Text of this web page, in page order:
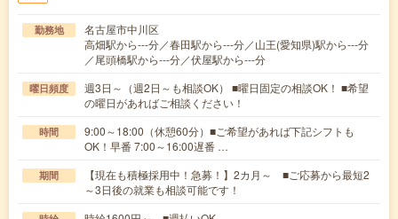
勤務地
名古屋市中川区
高畑駅から---分／春田駅から---分／山王(愛知県)駅から---分
／尾頭橋駅から---分／伏屋駅から---分
曜日頻度
週3日～（週2日～も相談OK） ■曜日固定の相談OK！ ■希望
の曜日があればご相談ください！
時間
9:00～18:00（休憩60分）■ご希望があれば下記シフトも
OK！早番 7:00～16:00遅番 …
期間
【現在も積極採用中！急募！】2カ月～ ■ご応募から最短2
～3日後の就業も相談可能です！